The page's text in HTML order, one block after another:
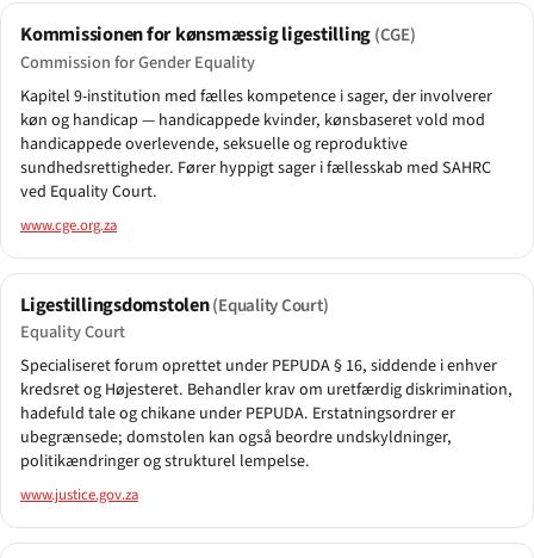
Kommissionen for kønsmæssig ligestilling(CGE)
Commission for Gender Equality
Kapitel 9-institution med fælles kompetence i sager, der involverer
køn og handicap — handicappede kvinder, kønsbaseret vold mod
handicappede overlevende, seksuelle og reproduktive
sundhedsrettigheder. Fører hyppigt sager i fællesskab med SAHRC
ved Equality Court.
www.cge.org.za
Ligestillingsdomstolen(Equality Court)
Equality Court
Specialiseret forum oprettet under PEPUDA § 16, siddende i enhver
kredsret og Højesteret. Behandler krav om uretfærdig diskrimination,
hadefuld tale og chikane under PEPUDA. Erstatningsordrer er
ubegrænsede; domstolen kan også beordre undskyldninger,
politikændringer og strukturel lempelse.
www.justice.gov.za